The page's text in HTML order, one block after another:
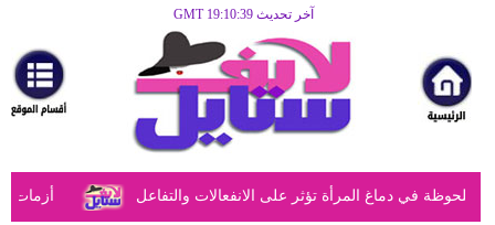
آخر تحديث GMT 19:10:39
مرأة
أزياء
أزياء
إسلامية
أزمات في دماغ المرأة تؤثر على الانفعالات والتفاعل